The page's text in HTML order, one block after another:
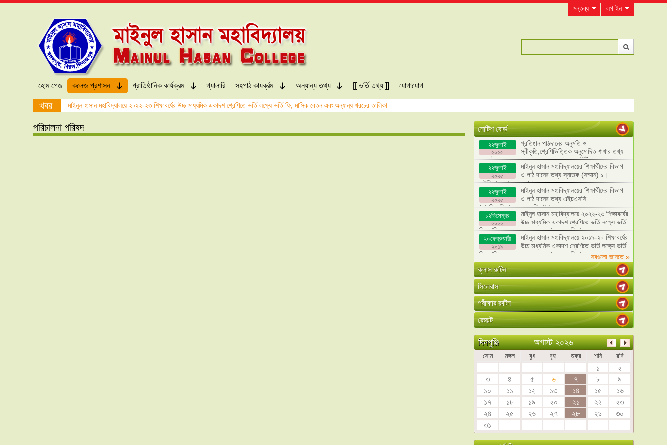
মন্তব্য লগ ইন
Facebook
হোম পেজ কলেজ প্রশাসন প্রাতিষ্ঠানিক কার্যক্রম গ্যালারি সহপাঠ কাযর্ক্রম অন্যান্য তথ্য [[ ভর্তি তথ্য ]] যোগাযোগ
খবর মাইনুল হাসান মহাবিদ্যালয়ে ২০২২-২৩ শিক্ষাবর্ষের উচ্চ মাধ্যমিক একাদশ শ্রেণিতে ভর্তি লক্ষ্যে ভর্তি ফি, মাসিক বেতন এবং অন্যান্য খরচের তালিকা
পরিচালনা পরিষদ নোটিশ বোর্ড
২২জুলাই
২০২৫
প্রতিষ্ঠান পাঠদানের অনুমতি ও
স্বীকৃতি,শ্রেণিভিত্তিক অনুমোদিত শাখার তথ্য
ও পাঠদান সংক্রান্ত তথ্য এবং ব্যবস্থাপনা কমিটির তথ্য
হালনাগাদ।
২২জুলাই
২০২৫
মাইনুল হাসান মহাবিদ্যালয়ের শিক্ষার্থীদের বিভাগ
ও পাঠ দানের তথ্য স্নাতক (সম্মান) ১।
রাষ্টৃবিজ্ঞান ২। ব্যবস্থাপনা
২২জুলাই
২০২৫
মাইনুল হাসান মহাবিদ্যালয়ের শিক্ষার্থীদের বিভাগ
ও পাঠ দানের তথ্য এইচএসসি
(মানবিক,বিজ্ঞান,ব্যবসায় শিক্ষা)।
১২ডিসেম্বর
২০২২
মাইনুল হাসান মহাবিদ্যালয়ে ২০২২-২৩ শিক্ষাবর্ষের
উচ্চ মাধ্যমিক একাদশ শ্রেণিতে ভর্তি লক্ষ্যে ভর্তি
ফি, মাসিক বেতন এবং অন্যান্য খরচের তালিকা
২০ফেব্রুয়ারী
২০১৯
মাইনুল হাসান মহাবিদ্যালয়ে ২০১৯-২০ শিক্ষাবর্ষের
উচ্চ মাধ্যমিক একাদশ শ্রেণিতে ভর্তি লক্ষ্যে ভর্তি
ফি, মাসিক বেতন এবং অন্যান্য খরচের তালিকা
সবগুলো জানতে »
ক্লাস রুটিন
সিলেবাস
পরীক্ষার রুটিন
রেজাল্ট
দিনপুঞ্জি অগাস্ট ২০২৬
সোম মঙ্গল বুধ বৃহ: শুক্র শনি রবি
১
২
৩
৪ ৫ ৬ ৭ ৮
৯
১০
১১ ১২ ১৩ ১৪ ১৫
১৬
১৭
১৮ ১৯ ২০ ২১ ২২
২৩
২৪
২৫ ২৬ ২৭ ২৮ ২৯
৩০
৩১